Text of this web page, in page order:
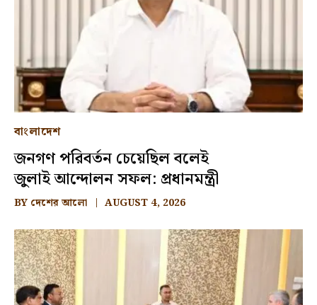
বাংলাদেশ
জনগণ পরিবর্তন চেয়েছিল বলেই
জুলাই আন্দোলন সফল: প্রধানমন্ত্রী
BY দেশের আলো AUGUST 4, 2026